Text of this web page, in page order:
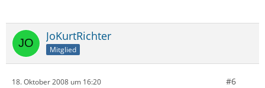
JoKurtRichter
Mitglied
18. Oktober 2008 um 16:20 #6